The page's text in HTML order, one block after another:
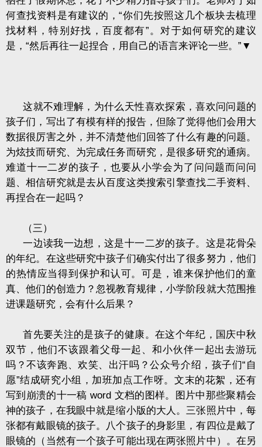
何查找资料是有建议的，“你们先按照这几个板块去梳理
找材料，特别好找，百度都有”。对于如何研究的建议
是，“然后再往一起捏合，用自己的语言来评论一些。”▼
这就不难理解，为什么天性喜欢探索，喜欢问问题的
孩子们，写出了有模有样的报告，但除了觉得他们会用大
数据很厉害之外，并不清楚他们回答了什么有趣的问题。
为炫技而研究、为完成任务而研究，是很多研究的通病。
难道十一二岁的孩子，也要从小学会为了问问题而问问
题、相信研究就是去从百度这类搜索引擎查找二手资料、
再捏合在一起吗？
（三）
一边读我一边想，这是十一二岁的孩子。这是花骨朵
的年纪。在这些研究中孩子们确实付出了很多努力，他们
的热情应当得到保护和认可。可是，谁来保护他们的童
真、他们的创造力？忽视教育规律，小学阶段就大范围推
进课题研究，会有什么后果？
首先要关注的是孩子的健康。在这个年纪，国庆中秋
双节，他们不该跟着父母一起、和小伙伴一起出去游玩
吗？不该奔跑、欢笑、出汗吗？公众号介绍，孩子们“自
愿”结成研究小组，加班加点工作呀。文末的花絮，还有
写到崩溃的十一稿 word 文档的图样。图片中那些聚精会
神的孩子，在我眼中就是缩小版的大人。三张照片中，每
张都有戴眼镜的孩子。八个孩子的身影里，有四位是戴了
眼镜的（当然有一个孩子可能出现在两张照片中）。在另